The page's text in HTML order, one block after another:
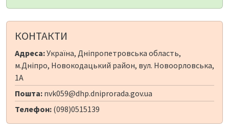
КОНТАКТИ
Адреса:Україна, Дніпропетровська область,
м.Дніпро, Новокодацький район, вул. Новоорловська,
1А
Пошта: nvk059@dhp.dniprorada.gov.ua
Телефон: (098)0515139